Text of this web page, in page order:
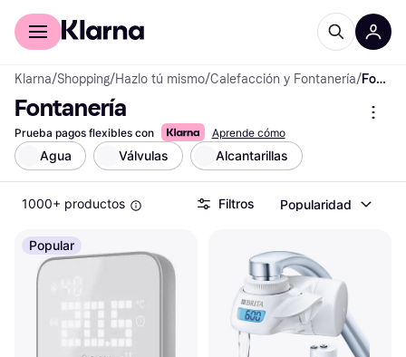
Comprar con Klarna
Klarna/Shopping/Hazlo tú mismo/Calefacción y Fontanería/ Fontanería
Fontanería
Prueba pagos flexibles con Aprende cómo
Agua Válvulas Alcantarillas
1000+ productos Filtros Popularidad
Popular